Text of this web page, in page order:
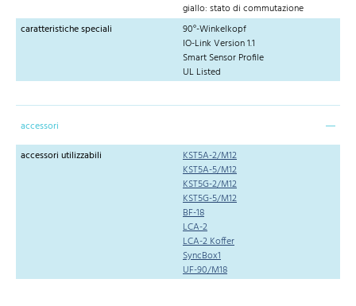
giallo: stato di commutazione
caratteristiche speciali
90°-Winkelkopf
IO-Link Version 1.1
Smart Sensor Profile
UL Listed
accessori
accessori utilizzabili
KST5A-2/M12
KST5A-5/M12
KST5G-2/M12
KST5G-5/M12
BF-18
LCA-2
LCA-2 Koffer
SyncBox1
UF-90/M18